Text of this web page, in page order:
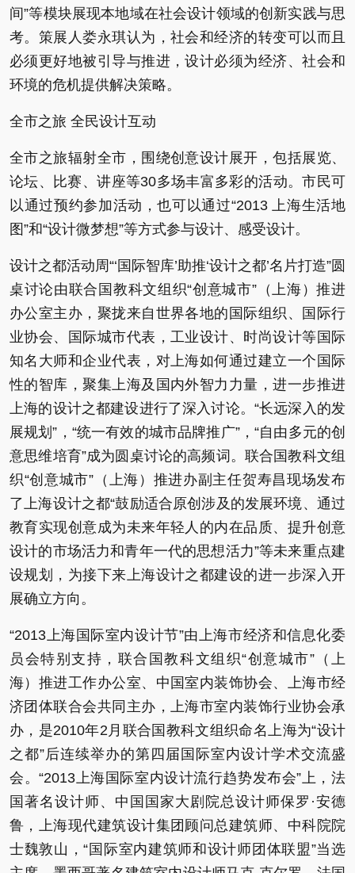
间”等模块展现本地域在社会设计领域的创新实践与思
考。策展人娄永琪认为，社会和经济的转变可以而且
必须更好地被引导与推进，设计必须为经济、社会和
环境的危机提供解决策略。
全市之旅 全民设计互动
全市之旅辐射全市，围绕创意设计展开，包括展览、
论坛、比赛、讲座等30多场丰富多彩的活动。市民可
以通过预约参加活动，也可以通过“2013 上海生活地
图”和“设计微梦想”等方式参与设计、感受设计。
设计之都活动周“‘国际智库’助推‘设计之都’名片打造”圆
桌讨论由联合国教科文组织“创意城市”（上海）推进
办公室主办，聚拢来自世界各地的国际组织、国际行
业协会、国际城市代表，工业设计、时尚设计等国际
知名大师和企业代表，对上海如何通过建立一个国际
性的智库，聚集上海及国内外智力力量，进一步推进
上海的设计之都建设进行了深入讨论。“长远深入的发
展规划”，“统一有效的城市品牌推广”，“自由多元的创
意思维培育”成为圆桌讨论的高频词。联合国教科文组
织“创意城市”（上海）推进办副主任贺寿昌现场发布
了上海设计之都“鼓励适合原创涉及的发展环境、通过
教育实现创意成为未来年轻人的内在品质、提升创意
设计的市场活力和青年一代的思想活力”等未来重点建
设规划，为接下来上海设计之都建设的进一步深入开
展确立方向。
“2013上海国际室内设计节”由上海市经济和信息化委
员会特别支持，联合国教科文组织“创意城市”（上
海）推进工作办公室、中国室内装饰协会、上海市经
济团体联合会共同主办，上海市室内装饰行业协会承
办，是2010年2月联合国教科文组织命名上海为“设计
之都”后连续举办的第四届国际室内设计学术交流盛
会。“2013上海国际室内设计流行趋势发布会”上，法
国著名设计师、中国国家大剧院总设计师保罗·安德
鲁，上海现代建筑设计集团顾问总建筑师、中科院院
士魏敦山，“国际室内建筑师和设计师团体联盟”当选